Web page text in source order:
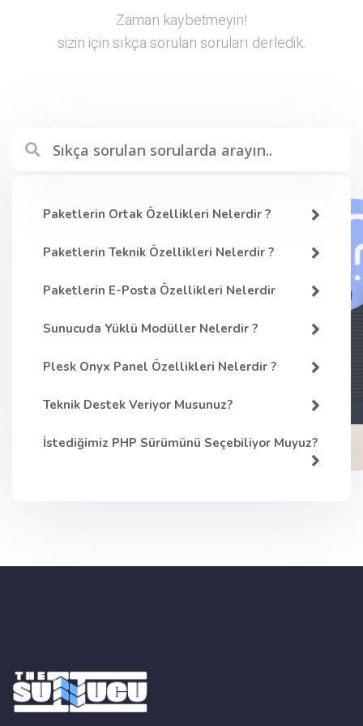
Zaman kaybetmeyin!
sizin için sıkça sorulan soruları derledik.
Paketlerin Ortak Özellikleri Nelerdir ?
Paketlerin Teknik Özellikleri Nelerdir ?
Paketlerin E-Posta Özellikleri Nelerdir
Sunucuda Yüklü Modüller Nelerdir ?
Plesk Onyx Panel Özellikleri Nelerdir ?
Teknik Destek Veriyor Musunuz?
İstediğimiz PHP Sürümünü Seçebiliyor Muyuz?